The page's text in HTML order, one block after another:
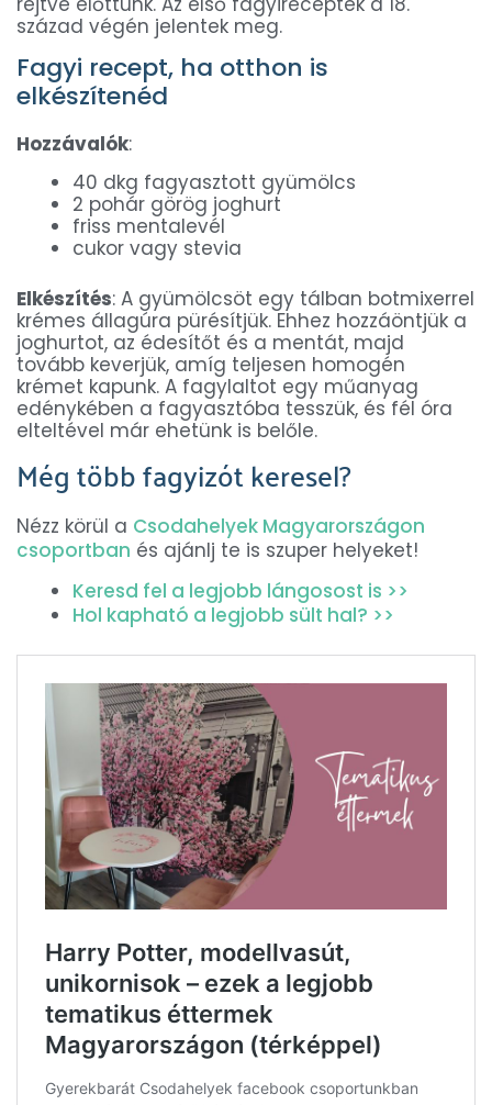
század végén jelentek meg.
Fagyi recept, ha otthon is
elkészítenéd
Hozzávalók:
40 dkg fagyasztott gyümölcs
2 pohár görög joghurt
friss mentalevél
cukor vagy stevia
Elkészítés: A gyümölcsöt egy tálban botmixerrel
krémes állagúra pürésítjük. Ehhez hozzáöntjük a
joghurtot, az édesítőt és a mentát, majd
tovább keverjük, amíg teljesen homogén
krémet kapunk. A fagylaltot egy műanyag
edénykében a fagyasztóba tesszük, és fél óra
elteltével már ehetünk is belőle.
Még több fagyizót keresel?
Nézz körül a Csodahelyek Magyarországon
csoportban és ajánlj te is szuper helyeket!
Keresd fel a legjobb lángosost is >>
Hol kapható a legjobb sült hal? >>